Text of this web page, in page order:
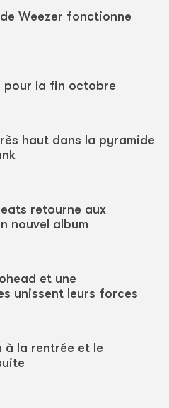
Weezer fonctionne
pour la fin octobre
haut dans la pyramide
retourne aux
nouvel album
et une
unissent leurs forces
à la rentrée et le